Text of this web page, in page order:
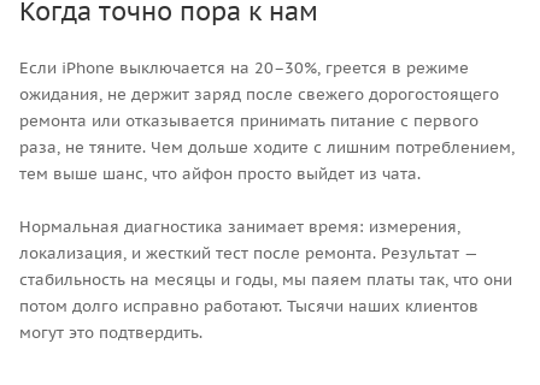
Когда точно пора к нам
Если iPhone выключается на 20–30%, греется в режиме
ожидания, не держит заряд после свежего дорогостоящего
ремонта или отказывается принимать питание с первого
раза, не тяните. Чем дольше ходите с лишним потреблением,
тем выше шанс, что айфон просто выйдет из чата.
Нормальная диагностика занимает время: измерения,
локализация, и жесткий тест после ремонта. Результат —
стабильность на месяцы и годы, мы паяем платы так, что они
потом долго исправно работают. Тысячи наших клиентов
могут это подтвердить.